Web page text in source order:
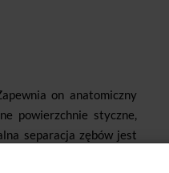
on anatomiczny
powierzchnie styczne,
separacja zębów jest
z łatwością